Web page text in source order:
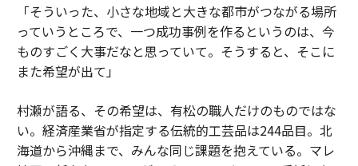
「そういった、小さな地域と大きな都市がつながる場所
っていうところで、一つ成功事例を作るというのは、今
ものすごく大事だなと思っていて。そうすると、そこに
また希望が出て」
村瀬が語る、その希望は、有松の職人だけのものではな
い。経済産業省が指定する伝統的工芸品は244品目。北
海道から沖縄まで、みんな同じ課題を抱えている。マレ